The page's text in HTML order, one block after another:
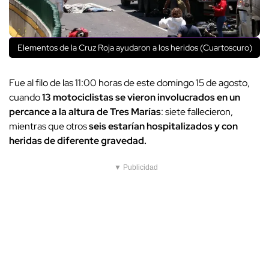
Elementos de la Cruz Roja ayudaron a los heridos (Cuartoscuro)
Fue al filo de las 11:00 horas de este domingo 15 de agosto,
cuando13 motociclistas se vieron involucrados en un
percance a la altura de Tres Marías: siete fallecieron,
mientras que otrosseis estarían hospitalizados y con
heridas de diferente gravedad.
▼ Publicidad